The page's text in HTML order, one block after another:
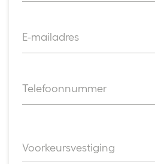
E-mailadres
Telefoonnummer
Voorkeursvestiging
Voorkeursvestiging